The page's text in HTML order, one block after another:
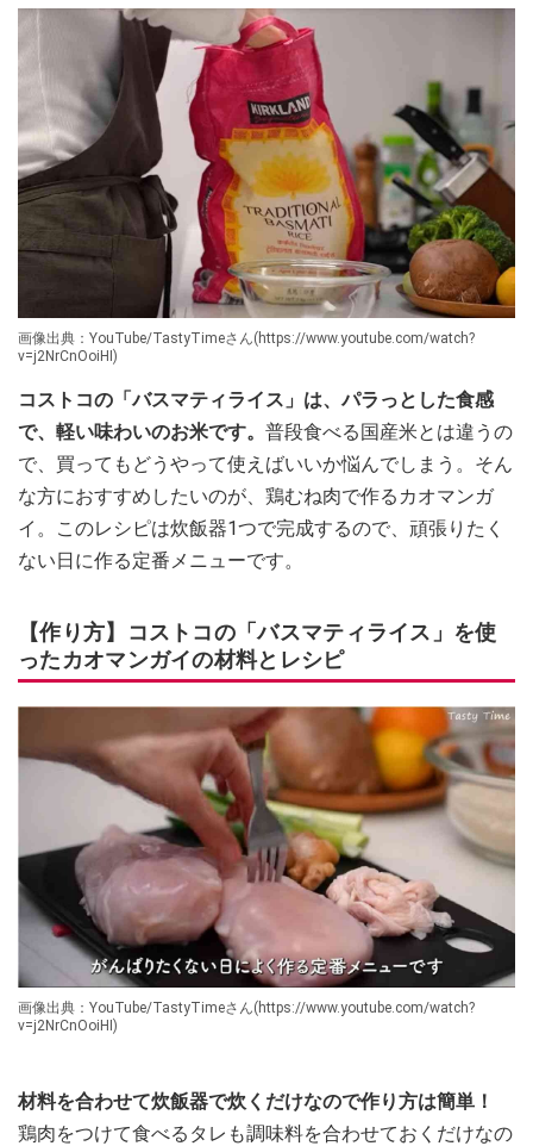
画像出典：YouTube/TastyTimeさん(https://www.youtube.com/watch?
v=j2NrCnOoiHI)
コストコの「バスマティライス」は、パラっとした食感
で、軽い味わいのお米です。 普段食べる国産米とは違うの
で、買ってもどうやって使えばいいか悩んでしまう。そん
な方におすすめしたいのが、鶏むね肉で作るカオマンガ
イ。このレシピは炊飯器1つで完成するので、頑張りたく
ない日に作る定番メニューです。
【作り方】コストコの「バスマティライス」を使
ったカオマンガイの材料とレシピ
画像出典：YouTube/TastyTimeさん(https://www.youtube.com/watch?
v=j2NrCnOoiHI)
材料を合わせて炊飯器で炊くだけなので作り方は簡単！
鶏肉をつけて食べるタレも調味料を合わせておくだけなの